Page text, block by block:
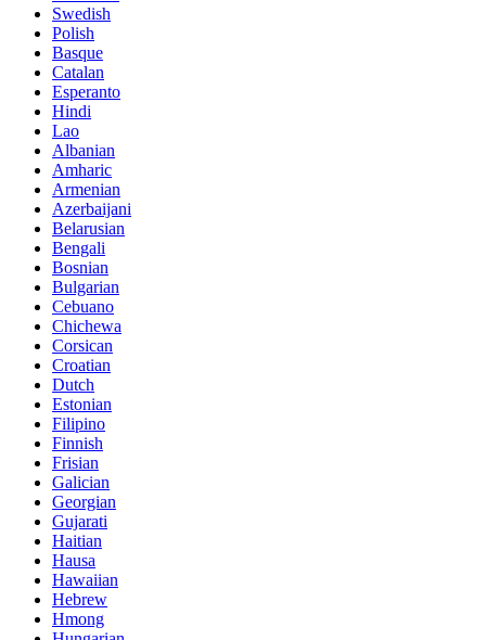
Swedish
Polish
Basque
Catalan
Esperanto
Hindi
Lao
Albanian
Amharic
Armenian
Azerbaijani
Belarusian
Bengali
Bosnian
Bulgarian
Cebuano
Chichewa
Corsican
Croatian
Dutch
Estonian
Filipino
Finnish
Frisian
Galician
Georgian
Gujarati
Haitian
Hausa
Hawaiian
Hebrew
Hmong